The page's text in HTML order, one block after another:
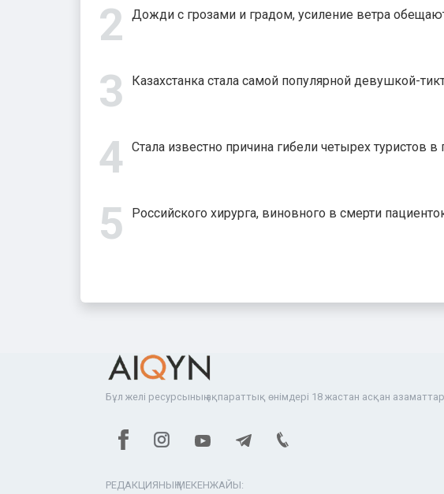
Дожди с грозами и градом, усиление ветра
Казахстанка стала самой популярной девушкой-
Стала известно причина гибели четырех туристов в
Российского хирурга, виновного в смерти
Бұл желі ресурсының ақпараттық өнімдері 18 жастан асқан
РЕДАКЦИЯНЫҢ МЕКЕНЖАЙЫ: